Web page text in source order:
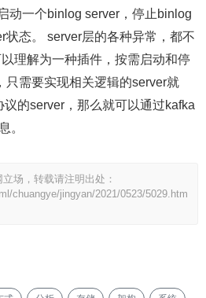
动一个binlog server，停止binlog
状态。 server层的各种异常，都不
理解为一种插件，按需启动和停
只需要实现相关逻辑的server就
的server，那么就可以通过kafka
。
场，转载请注明出处：
chuangye/jingyan/2021/0523/5029.htm